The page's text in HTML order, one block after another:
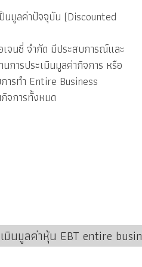
นมูลค่าปัจจุบัน (Discounted
จนซี่ จำกัด มีประสบการณ์และ
การประเมินมูลค่ากิจการ หรือ
ารทำ Entire Business
จการทั้งหมด
มินมูลค่าหุ้น EBT entire